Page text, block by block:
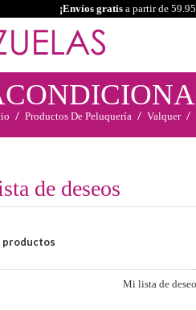
¡Envíos gratisa partir de
Productos De Peluquería Valquer
de deseos
productos
Mi lista de